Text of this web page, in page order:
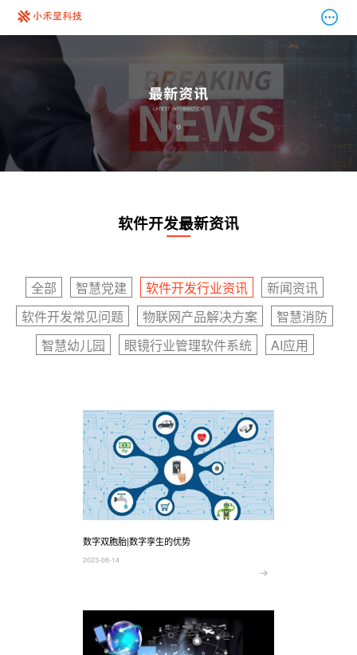
软件开发最新资讯
全部 智慧党建 软件开发行业资讯
新闻资讯
软件开发常见问题
物联网产品解决方案
智慧消防
智慧幼儿园
眼镜行业管理软件系统 AI应用
数字双胞胎|数字孪生的优势
2023-08-14